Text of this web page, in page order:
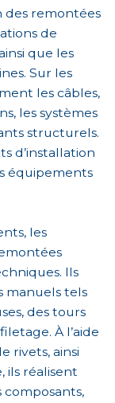
des remontées
de
que les
Sur les
les câbles,
les systèmes
structurels.
d’installation
équipements
les
Ils
manuels tels
des tours
À l’aide
rivets, ainsi
ils réalisent
composants,